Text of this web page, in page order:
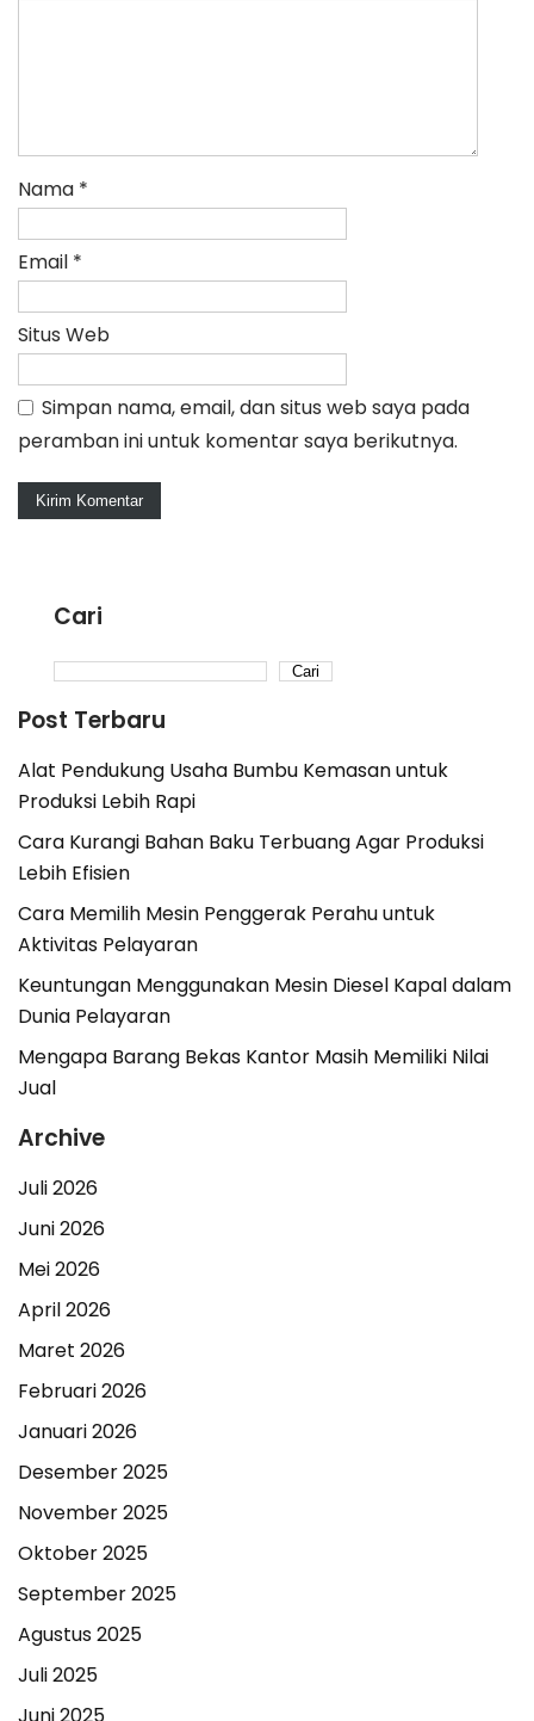
Nama *
Email *
Situs Web
Simpan nama, email, dan situs web saya pada
peramban ini untuk komentar saya berikutnya.
Cari
Cari
Post Terbaru
Alat Pendukung Usaha Bumbu Kemasan untuk
Produksi Lebih Rapi
Cara Kurangi Bahan Baku Terbuang Agar Produksi
Lebih Efisien
Cara Memilih Mesin Penggerak Perahu untuk
Aktivitas Pelayaran
Keuntungan Menggunakan Mesin Diesel Kapal dalam
Dunia Pelayaran
Mengapa Barang Bekas Kantor Masih Memiliki Nilai
Jual
Archive
Juli 2026
Juni 2026
Mei 2026
April 2026
Maret 2026
Februari 2026
Januari 2026
Desember 2025
November 2025
Oktober 2025
September 2025
Agustus 2025
Juli 2025